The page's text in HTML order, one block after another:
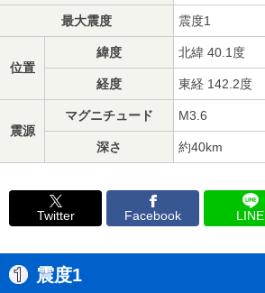
最大震度 震度1
位置
緯度 北緯 40.1度
経度 東経 142.2度
震源
マグニチュード M3.6
深さ 約40km
Twitter Facebook LINE
震度1